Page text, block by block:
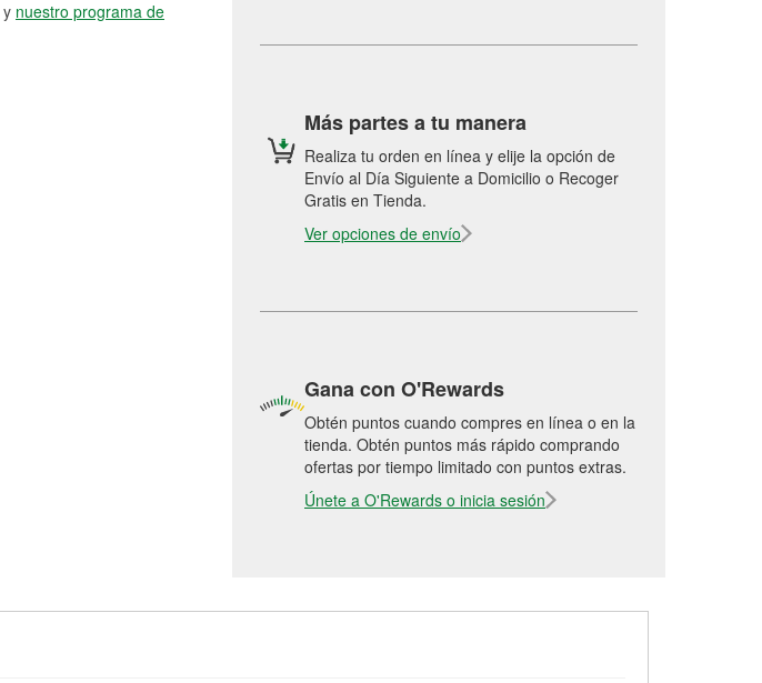
y nuestro programa de
Más partes a tu manera
Realiza tu orden en línea y elije la opción de
Envío al Día Siguiente a Domicilio o Recoger
Gratis en Tienda.
Ver opciones de envío
Gana con O'Rewards
Obtén puntos cuando compres en línea o en la
tienda. Obtén puntos más rápido comprando
ofertas por tiempo limitado con puntos extras.
Únete a O'Rewards o inicia sesión